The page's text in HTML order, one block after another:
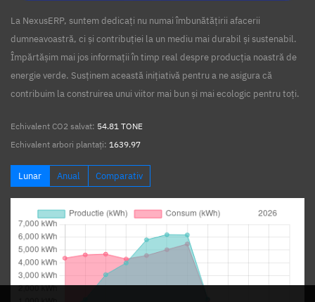
La NexusERP, suntem dedicați nu numai îmbunătățirii afacerii
dumneavoastră, ci și contribuției la un mediu mai durabil și sustenabil.
Împărtășim mai jos informații în timp real despre producția noastră de
energie verde. Susținem această inițiativă pentru a ne asigura că
contribuim la construirea unui viitor mai bun și mai ecologic pentru toți.
Echivalent CO2 salvat: 54.81 TONE
Echivalent arbori plantați: 1639.97
Lunar Anual Comparativ